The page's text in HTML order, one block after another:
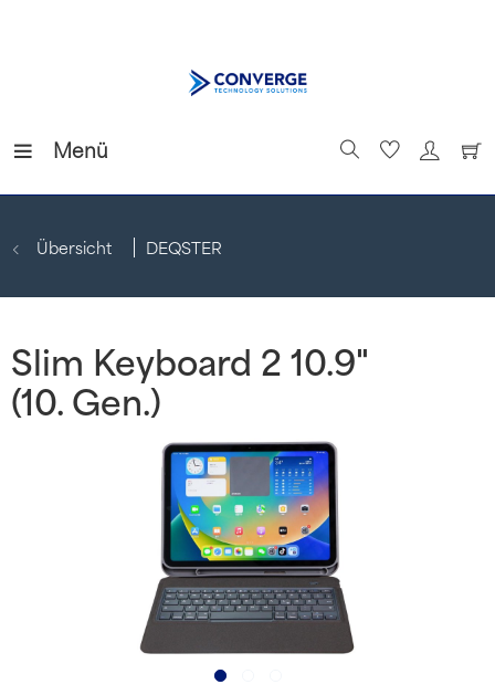
Menü
Übersicht DEQSTER
Slim Keyboard 2 10.9"
(10. Gen.)